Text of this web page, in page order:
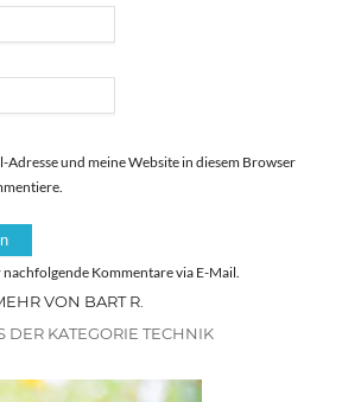
Adresse und meine Website in diesem Browser
Kommentare via E-Mail.
VON BART R.
DER KATEGORIE TECHNIK